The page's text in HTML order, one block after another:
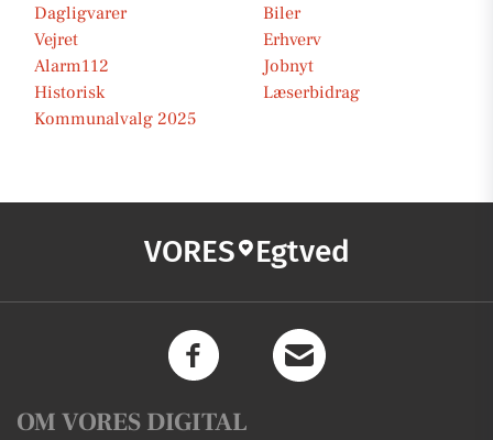
Dagligvarer
Biler
Vejret
Erhverv
Alarm112
Jobnyt
Historisk
Læserbidrag
Kommunalvalg 2025
VORES Egtved
OM VORES DIGITAL